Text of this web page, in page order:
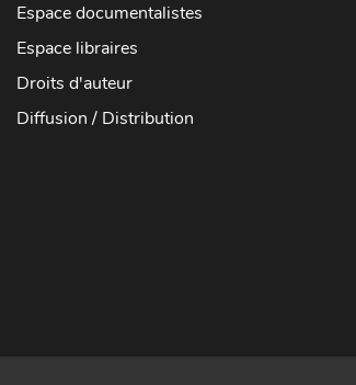
Espace documentalistes
Espace libraires
Droits d'auteur
Diffusion / Distribution